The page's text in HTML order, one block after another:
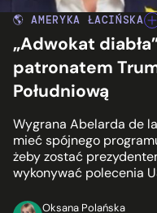
🌎 AMERYKA ŁACIŃSKA
„Adwokat
patronatem
Południową
Wygrana Abelarda de
mieć spójnego
żeby zostać
wykonywać polecenia
Oksana Polańska